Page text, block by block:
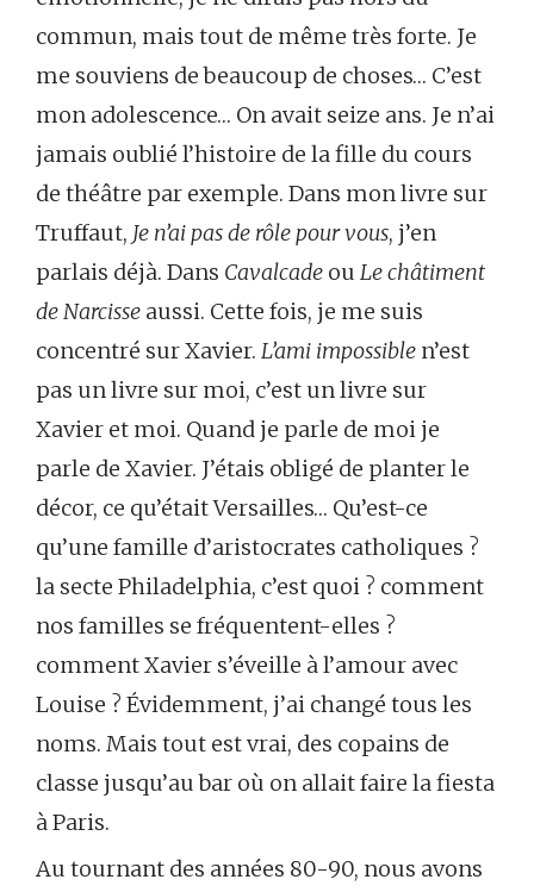
commun, mais tout de même très forte. Je
me souviens de beaucoup de choses… C’est
mon adolescence… On avait seize ans. Je n’ai
jamais oublié l’histoire de la fille du cours
de théâtre par exemple. Dans mon livre sur
Truffaut, Je n’ai pas de rôle pour vous, j’en
parlais déjà. Dans Cavalcade ou Le châtiment
de Narcisse aussi. Cette fois, je me suis
concentré sur Xavier. L’ami impossible n’est
pas un livre sur moi, c’est un livre sur
Xavier et moi. Quand je parle de moi je
parle de Xavier. J’étais obligé de planter le
décor, ce qu’était Versailles… Qu’est-ce
qu’une famille d’aristocrates catholiques ?
la secte Philadelphia, c’est quoi ? comment
nos familles se fréquentent-elles ?
comment Xavier s’éveille à l’amour avec
Louise ? Évidemment, j’ai changé tous les
noms. Mais tout est vrai, des copains de
classe jusqu’au bar où on allait faire la fiesta
à Paris.
Au tournant des années 80-90, nous avons